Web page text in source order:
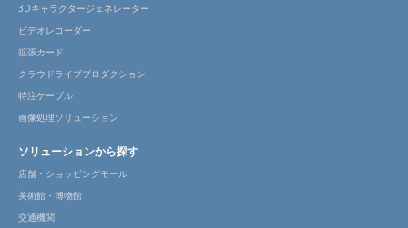
3Dキャラクタージェネレーター
ビデオレコーダー
拡張カード
クラウドライブプロダクション
特注ケーブル
画像処理ソリューション
ソリューションから探す
店舗・ショッピングモール
美術館・博物館
交通機関